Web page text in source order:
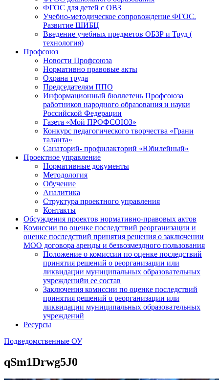
ФГОС для детей с ОВЗ
Учебно-методическое сопровождение ФГОС.
Развитие ШИБЦ
Введение учебных предметов ОБЗР и Труд (
технология)
Профсоюз
Новости Профсоюза
Нормативно правовые акты
Охрана труда
Председателям ППО
Информационный бюллетень Профсоюза
работников народного образования и науки
Российской Федерации
Газета «Мой ПРОФСОЮЗ»
Конкурс педагогического творчества «Грани
таланта»
Санаторий- профилакторий «Юбилейный»
Проектное управление
Нормативные документы
Методология
Обучение
Аналитика
Структура проектного управления
Контакты
Обсуждения проектов нормативно-правовых актов
Комиссии по оценке последствий реорганизации и
оценке последствий принятия решения о заключении
МОО договора аренды и безвозмездного пользования
Положение о комиссии по оценке последствий
принятия решений о реорганизации или
ликвидации муниципальных образовательных
учрежденийи ее состав
Заключения комиссии по оценке последствий
принятия решений о реорганизации или
ликвидации муниципальных образовательных
учреждений
Ресурсы
Подведомственные ОУ
qSm1Drwg5J0